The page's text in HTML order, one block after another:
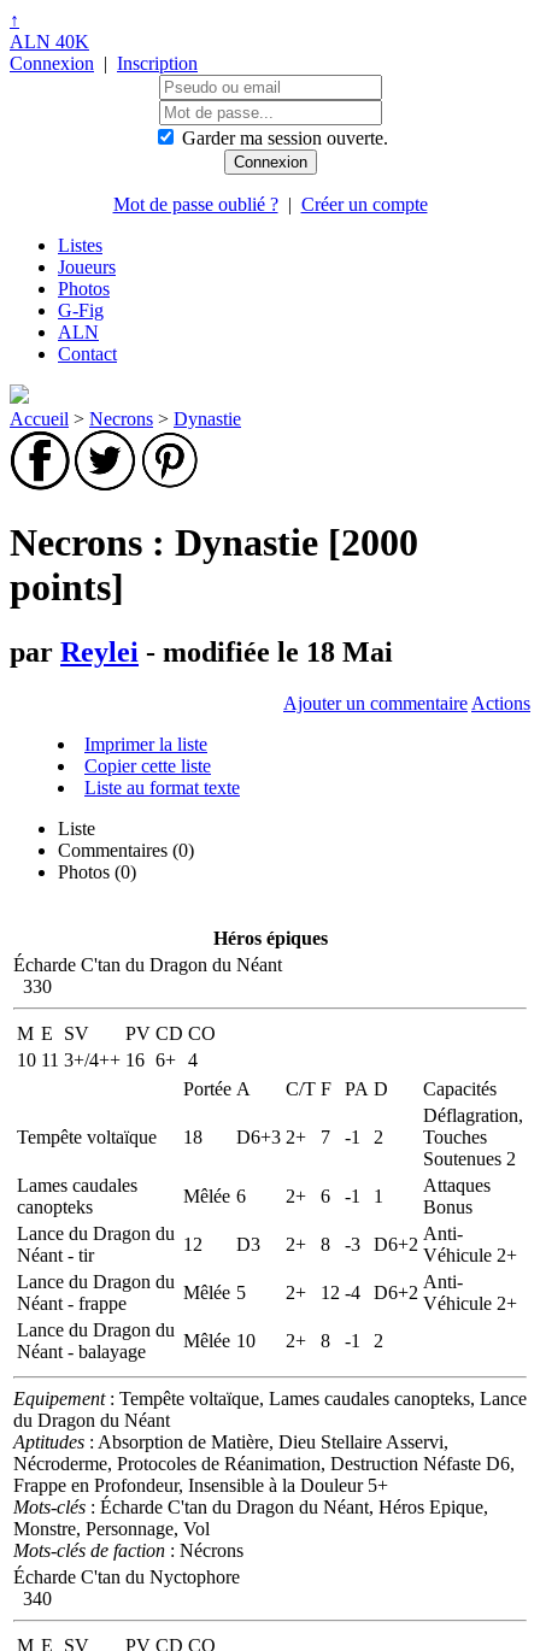
↑
ALN 40K
Connexion | Inscription
Garder ma session ouverte.
Mot de passe oublié ?| Créer un compte
Listes
Joueurs
Photos
G-Fig
ALN
Contact
Accueil > Necrons > Dynastie
Necrons : Dynastie [2000
points]
par Reylei - modifiée le 18 Mai
Ajouter un commentaire Actions
Imprimer la liste
Copier cette liste
Liste au format texte
Liste
Commentaires (0)
Photos (0)
Héros épiques
Écharde C'tan du Dragon du Néant
330
M E SV PV CD CO
10 11 3+/4++ 16 6+ 4
Portée A C/T F PA D Capacités
Tempête voltaïque 18 D6+3 2+ 7 -1 2
Déflagration,
Touches
Soutenues 2
Lames caudales
canopteks
Mêlée 6 2+ 6 -1 1
Attaques
Bonus
Lance du Dragon du
Néant - tir
12 D3 2+ 8 -3 D6+2
Anti-
Véhicule 2+
Lance du Dragon du
Néant - frappe
Mêlée 5 2+ 12 -4 D6+2
Anti-
Véhicule 2+
Lance du Dragon du
Néant - balayage
Mêlée 10 2+ 8 -1 2
Equipement: Tempête voltaïque, Lames caudales canopteks, Lance
du Dragon du Néant
Aptitudes : Absorption de Matière, Dieu Stellaire Asservi,
Nécroderme, Protocoles de Réanimation, Destruction Néfaste D6,
Frappe en Profondeur, Insensible à la Douleur 5+
Mots-clés : Écharde C'tan du Dragon du Néant, Héros Epique,
Monstre, Personnage, Vol
Mots-clés de faction : Nécrons
Écharde C'tan du Nyctophore
340
M E SV PV CD CO